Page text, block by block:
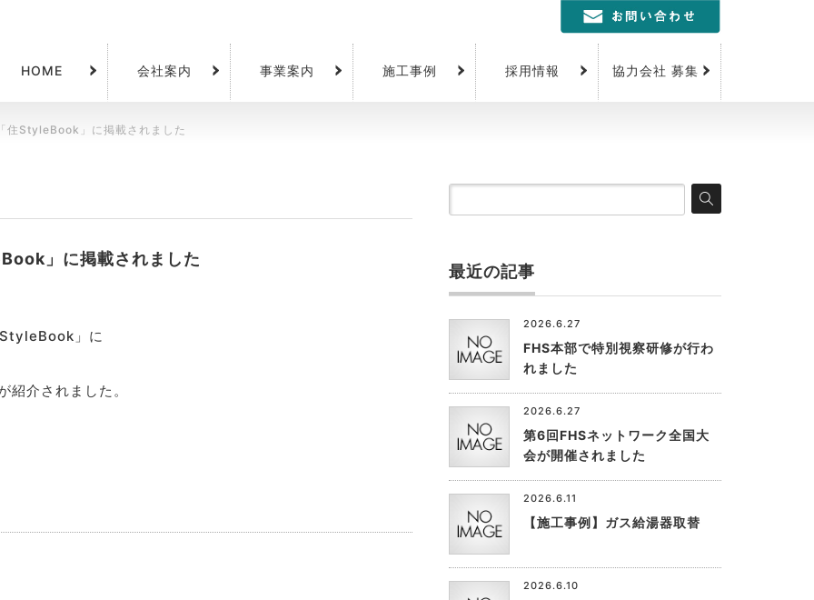
HOME 会社案内 事業案内 施工事例 採用情報 協力会社 募集
住StyleBook」に掲載されました
」に掲載されました
」に
介されました。
最近の記事
2026.6.27
FHS本部で特別視察研修が行わ
れました
2026.6.27
第6回FHSネットワーク全国大
会が開催されました
2026.6.11
【施工事例】ガス給湯器取替
2026.6.10